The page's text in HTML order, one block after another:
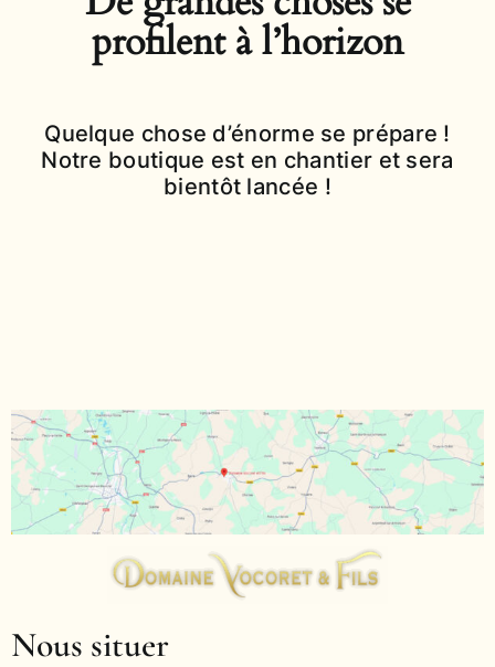
profilent à l’horizon
Quelque chose d’énorme se prépare !
Notre boutique est en chantier et sera
bientôt lancée !
Nous situer